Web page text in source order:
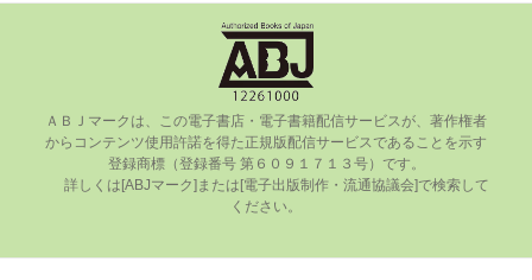
ＡＢＪマークは、この電⼦書店・電⼦書籍配信サービスが、著作権者
からコンテンツ使⽤許諾を得た正規版配信サービスであることを⽰す
登録商標（登録番号 第６０９１７１３号）です。
ください。